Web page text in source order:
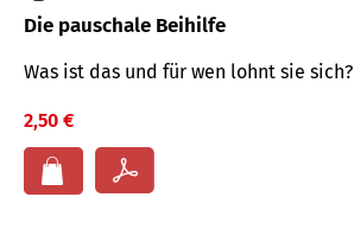
Die pauschale Beihilfe
Was ist das und für wen lohnt sie sich?
2,50 €